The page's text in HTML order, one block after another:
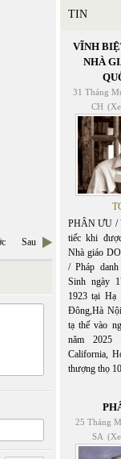
Sau
TIN
VĨNH
NHÀ
31 Tháng
CH
PHÂN ƯU /
tiếc khi
Nhà giáo
/ Pháp
Sinh ngày
1923 tại Hạ
Đông,Hà
tạ thế vào
năm 2025
California,
thượng thọ
25 Tháng
SA